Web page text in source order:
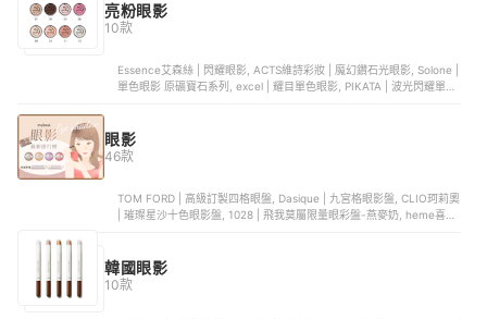
亮粉眼影
10款
Essence艾森絲 | 閃耀眼影, ACTS維詩彩妝 | 魔幻鑽石光眼影, Solone |
單色眼影 原礦寶石系列, excel | 耀目單色眼影, PIKATA | 波光閃耀單色
眼影
46款
TOM FORD | 高級訂製四格眼盤, Dasique | 九宮格眼影盤, CLIO珂莉奧
| 璀璨星沙十色眼影盤, 1028 | 飛我莫屬限量眼彩盤-燕麥奶, heme喜蜜
韓國眼影
10款